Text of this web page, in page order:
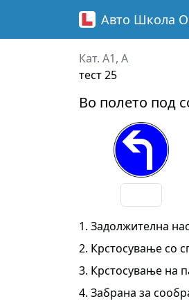
Авто Школа
Кат. A1, A
тест 25
Во полето под
1. Задолжителна
2. Крстосување со
3. Крстосување на
4. Забрана за